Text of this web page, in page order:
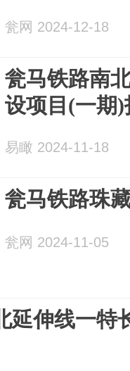
瓮网 2024-12-18
瓮马铁路南
设项目(一期
易瞰 2024-11-18
瓮马铁路珠
瓮网 2024-11-05
延伸线一特